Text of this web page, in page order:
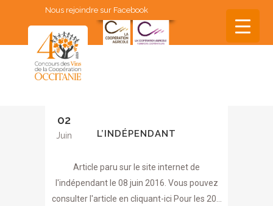
Nous rejoindre sur Facebook
02
Juin L’INDÉPENDANT
Article paru sur le site internet de
l'indépendant le 08 juin 2016. Vous pouvez
consulter l'article en cliquant-ici Pour les 20...